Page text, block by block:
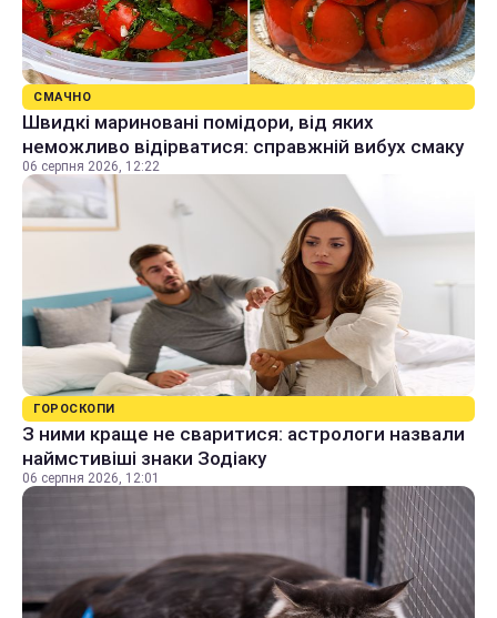
СМАЧНО
Швидкі мариновані помідори, від яких
неможливо відірватися: справжній вибух смаку
06 серпня 2026, 12:22
ГОРОСКОПИ
З ними краще не сваритися: астрологи назвали
наймстивіші знаки Зодіаку
06 серпня 2026, 12:01